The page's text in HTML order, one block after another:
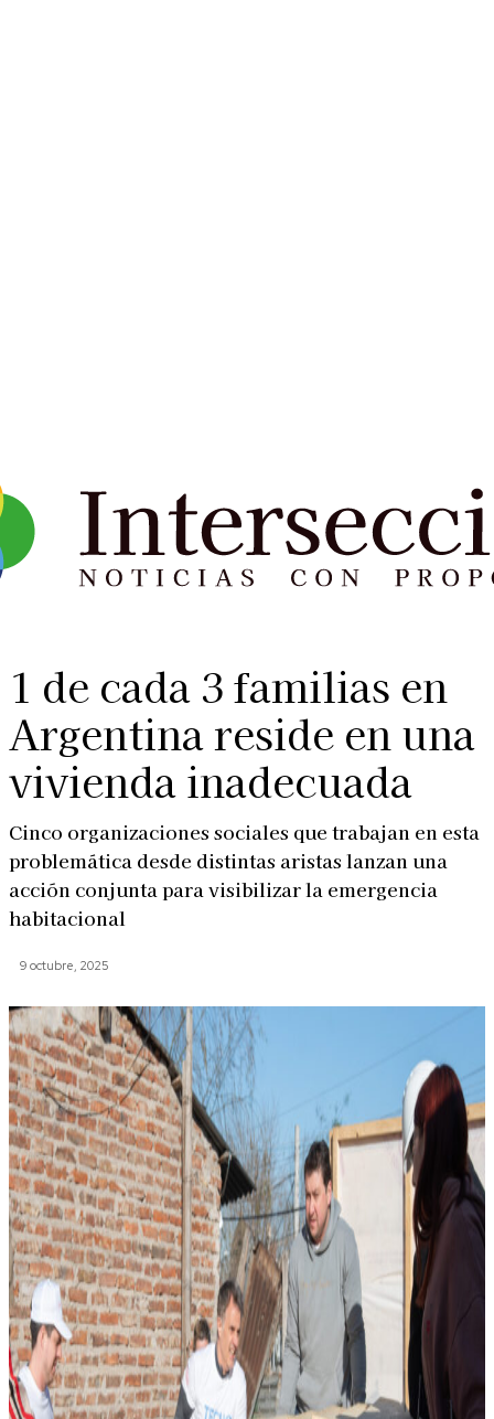
1 de cada 3 familias en
Argentina reside en una
vivienda inadecuada
Cinco organizaciones sociales que trabajan en esta
problemática desde distintas aristas lanzan una
acción conjunta para visibilizar la emergencia
habitacional
9 octubre, 2025